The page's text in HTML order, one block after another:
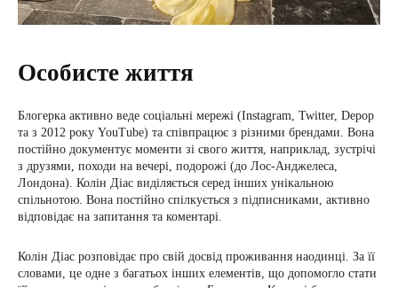
Особисте життя
Блогерка активно веде соціальні мережі (Instagram, Twitter, Depop
та з 2012 року YouTube) та співпрацює з різними брендами. Вона
постійно документує моменти зі свого життя, наприклад, зустрічі
з друзями, походи на вечері, подорожі (до Лос-Анджелеса,
Лондона). Колін Діас виділяється серед інших унікальною
спільнотою. Вона постійно спілкується з підписниками, активно
відповідає на запитання та коментарі.
Колін Діас розповідає про свій досвід проживання наодинці. За її
словами, це одне з багатьох інших елементів, що допомогло стати